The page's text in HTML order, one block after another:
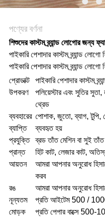
ম্যাপ
গোপনীয়তা
নীতি
পণ্যের বর্ণনা
শিশুদের কাস্টম ব্র্যান্ড লোগোর জন্য
পাইকারি পেশাদার কাস্টম ব্র্যান্ড
পাইকারি পেশাদার কাস্টম ব্র্যান্ড
প্রোডাক্ট
পাইকারি পেশাদার কাস্টম
উপকরণ
পলিয়েস্টার এবং সুতির সুতা,
থ্রেড
ব্যবহারের
ব্যাপ্তি
পোশাক, জুতো, ব্যাগ, টুপি,
ব্যবহৃত হয়
প্রযুক্তি
ব্রড তাঁত মেশিন বা সুই তাঁত
প্রান্ত
হিট কাট, লেজার কাট,
আয়তন
আমরা আপনার অনুরোধ
করব
রঙ
আমরা আপনার অনুরোধ
নূন্যতম
প্রতি আইটেম 500 /
মোড়ক
প্রতি পেপার বাক্সে 500-